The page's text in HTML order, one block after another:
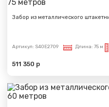
Забор из металлического
Артикул: S40E2709 Длина: 75 м
511 350 р